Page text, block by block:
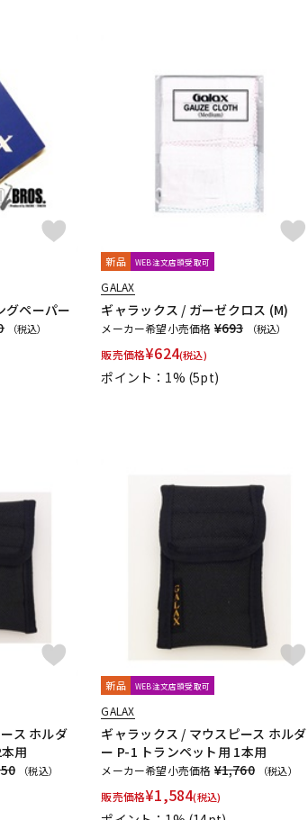
グペーパー
（税込）
新品 WEB注文店頭受取可
GALAX
ギャラックス / ガーゼクロス (M)
メーカー希望小売価格 ¥693 （税込）
販売価格¥624(税込)
ポイント：1% (5pt)
ス ホルダ
用
（税込）
新品 WEB注文店頭受取可
GALAX
ギャラックス / マウスピース ホルダ
ー P-1 トランペット用 1本用
メーカー希望小売価格 ¥1,760 （税込）
販売価格¥1,584(税込)